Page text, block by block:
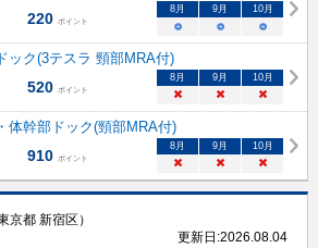
220 ポイント
8月 9月 10月
○ ○ ○
ック(3テスラ 頸部MRA付)
520 ポイント
8月 9月 10月
× × ×
体幹部ドック(頸部MRA付)
910 ポイント
8月 9月 10月
× × ×
東京都 新宿区）
更新日:2026.08.04